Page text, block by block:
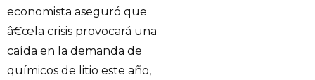
economista aseguró que
â€œla crisis provocará una
caída en la demanda de
químicos de litio este año,